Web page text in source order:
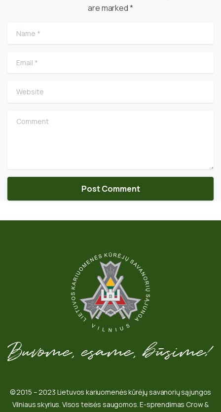
are marked *
Name
Email
Website
Comment
© 2015 – 2023 Lietuvos kariuomenės kūrėjų savanorių sąjungos
Vilniaus skyrius. Visos teisės saugomos. E-sprendimas Crow &